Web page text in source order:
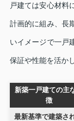
戸建ては安心材料
計画的に組み、長
いイメージで一戸
保証や性能を活か
新築一戸建ての主
徴
最新基準で建築さ